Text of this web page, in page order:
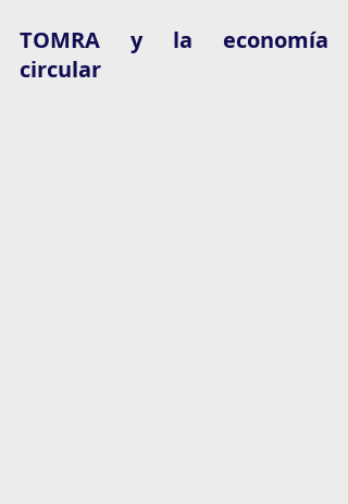
TOMRA y la economía
circular